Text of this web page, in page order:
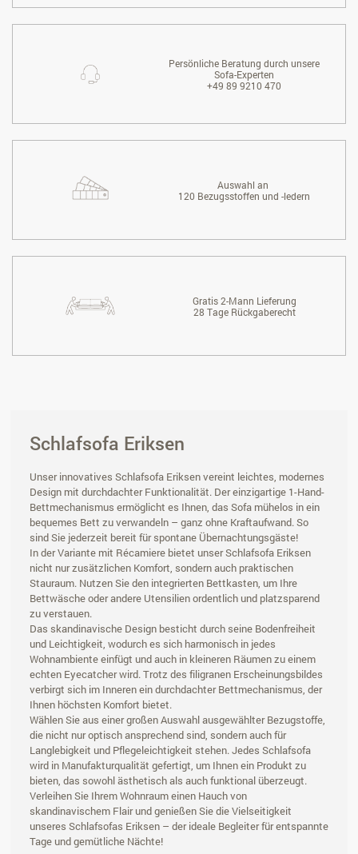
Persönliche Beratung durch unsere
Sofa-Experten
+49 89 9210 470
Auswahl an
120 Bezugsstoffen und -ledern
Gratis 2-Mann Lieferung
28 Tage Rückgaberecht
Schlafsofa Eriksen
Unser innovatives Schlafsofa Eriksen vereint leichtes, modernes
Design mit durchdachter Funktionalität. Der einzigartige 1-Hand-
Bettmechanismus ermöglicht es Ihnen, das Sofa mühelos in ein
bequemes Bett zu verwandeln – ganz ohne Kraftaufwand. So
sind Sie jederzeit bereit für spontane Übernachtungsgäste!
In der Variante mit Récamiere bietet unser Schlafsofa Eriksen
nicht nur zusätzlichen Komfort, sondern auch praktischen
Stauraum. Nutzen Sie den integrierten Bettkasten, um Ihre
Bettwäsche oder andere Utensilien ordentlich und platzsparend
zu verstauen.
Das skandinavische Design besticht durch seine Bodenfreiheit
und Leichtigkeit, wodurch es sich harmonisch in jedes
Wohnambiente einfügt und auch in kleineren Räumen zu einem
echten Eyecatcher wird. Trotz des filigranen Erscheinungsbildes
verbirgt sich im Inneren ein durchdachter Bettmechanismus, der
Ihnen höchsten Komfort bietet.
Wählen Sie aus einer großen Auswahl ausgewählter Bezugstoffe,
die nicht nur optisch ansprechend sind, sondern auch für
Langlebigkeit und Pflegeleichtigkeit stehen. Jedes Schlafsofa
wird in Manufakturqualität gefertigt, um Ihnen ein Produkt zu
bieten, das sowohl ästhetisch als auch funktional überzeugt.
Verleihen Sie Ihrem Wohnraum einen Hauch von
skandinavischem Flair und genießen Sie die Vielseitigkeit
unseres Schlafsofas Eriksen – der ideale Begleiter für entspannte
Tage und gemütliche Nächte!